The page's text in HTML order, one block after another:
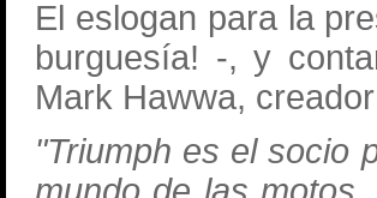
El eslogan para la
burguesía! -, y
Mark Hawwa,
"Triumph es el socio